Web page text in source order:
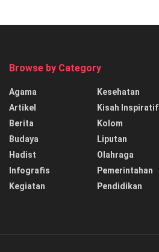
Browse by Category
Agama
Artikel
Berita
Budaya
Hadist
Infografis
Kegiatan
Kesehatan
Kisah Inspiratif
Kolom
Liputan
Olahraga
Pemerintahan
Pendidikan